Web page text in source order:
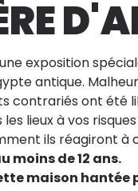
exposition
antique.
contrariés ont été
lieux à vos
ils réagiront à
moins de 12 ans.
maison hantée